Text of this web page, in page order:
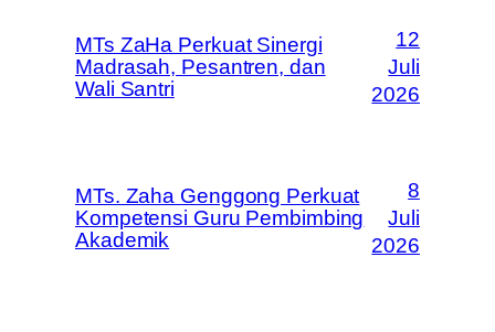
MTs ZaHa Perkuat Sinergi
Madrasah, Pesantren, dan
Wali Santri
12
Juli
2026
MTs. Zaha Genggong Perkuat
Kompetensi Guru Pembimbing
Akademik
8
Juli
2026